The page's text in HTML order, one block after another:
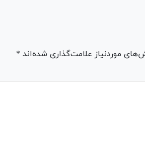
موردنیاز علامت‌گذاری شده‌اند *